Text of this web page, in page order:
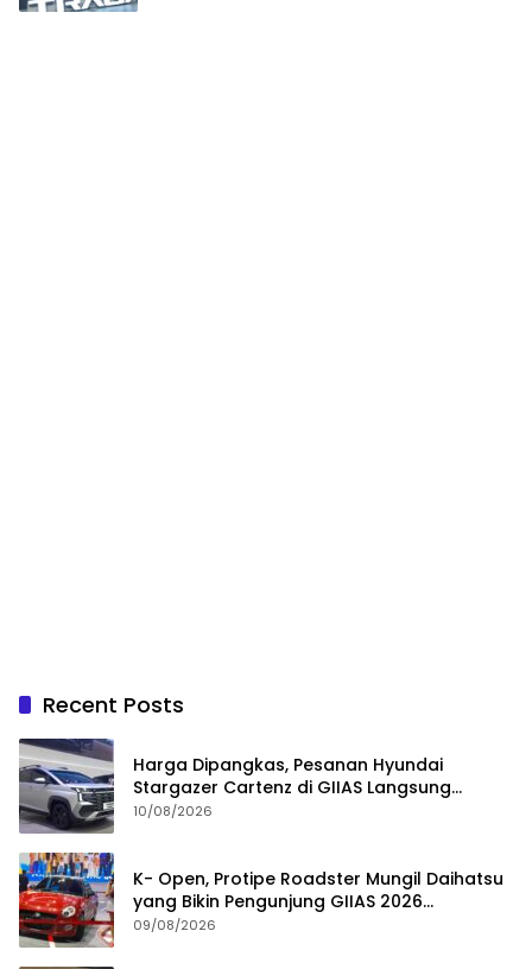
Recent Posts
Harga Dipangkas, Pesanan Hyundai
Stargazer Cartenz di GIIAS Langsung
Ngegas
10/08/2026
K- Open, Protipe Roadster Mungil Daihatsu
yang Bikin Pengunjung GIIAS 2026
Penasaran
09/08/2026